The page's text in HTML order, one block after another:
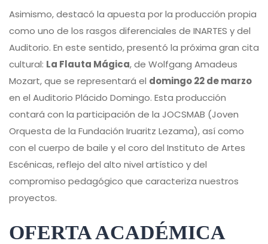
Asimismo, destacó la apuesta por la producción propia
como uno de los rasgos diferenciales de INARTES y del
Auditorio. En este sentido, presentó la próxima gran cita
cultural: La Flauta Mágica, de Wolfgang Amadeus
Mozart, que se representará el domingo 22 de marzo
en el Auditorio Plácido Domingo. Esta producción
contará con la participación de la JOCSMAB (Joven
Orquesta de la Fundación Iruaritz Lezama), así como
con el cuerpo de baile y el coro del Instituto de Artes
Escénicas, reflejo del alto nivel artístico y del
compromiso pedagógico que caracteriza nuestros
proyectos.
OFERTA ACADÉMICA